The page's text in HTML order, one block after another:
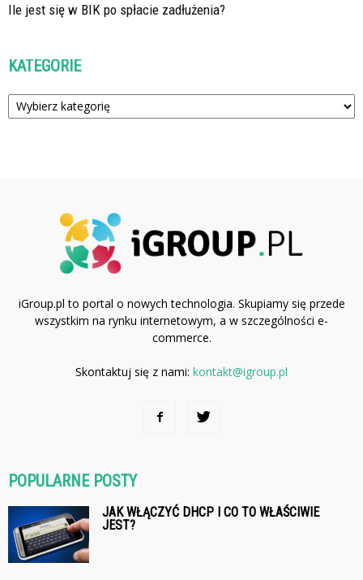
Ile jest się w BIK po spłacie zadłużenia?
KATEGORIE
Kategorie
iGroup.pl to portal o nowych technologia. Skupiamy się przede
wszystkim na rynku internetowym, a w szczególności e-
commerce.
Skontaktuj się z nami: kontakt@igroup.pl
POPULARNE POSTY
JAK WŁĄCZYĆ DHCP I CO TO WŁAŚCIWIE
JEST?